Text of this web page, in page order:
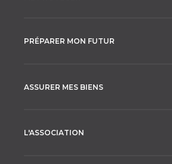
PRÉPARER MON FUTUR
ASSURER MES BIENS
L'ASSOCIATION